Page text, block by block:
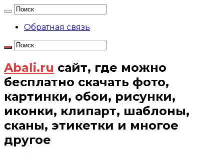
Обратная связь
Abali.ru сайт, где можно
бесплатно скачать фото,
картинки, обои, рисунки,
иконки, клипарт, шаблоны,
сканы, этикетки и многое
другое